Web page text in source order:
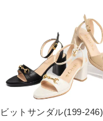
ビットサンダル(199-246)